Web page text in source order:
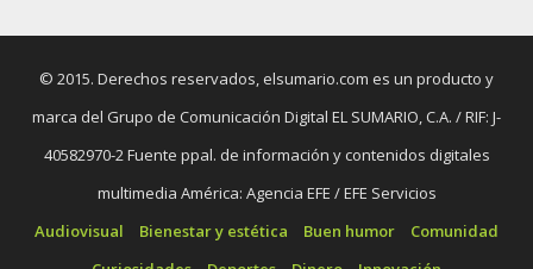
© 2015. Derechos reservados, elsumario.com es un producto y
marca del Grupo de Comunicación Digital EL SUMARIO, C.A. / RIF: J-
40582970-2 Fuente ppal. de información y contenidos digitales
multimedia América: Agencia EFE / EFE Servicios
Audiovisual
Bienestar y estética Buen humor
Comunidad